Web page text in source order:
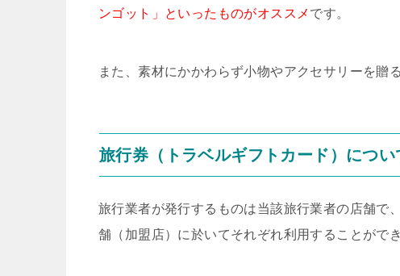
ンゴット」といったものがオススメ です。
また、素材にかかわらず小物やアクセサリーを贈
旅行券（トラベルギフトカード）につい
旅行業者が発行するものは当該旅行業者の店舗で
舗（加盟店）に於いてそれぞれ利用することができ